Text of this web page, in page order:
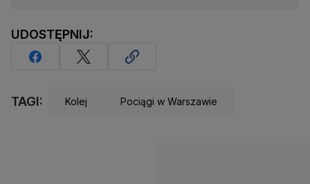
UDOSTĘPNIJ:
TAGI: Kolej Pociągi w Warszawie